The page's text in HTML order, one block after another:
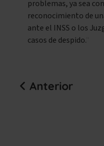
problemas, ya sea
reconocimiento de
ante el INSS o los
casos de despido.
Anterior